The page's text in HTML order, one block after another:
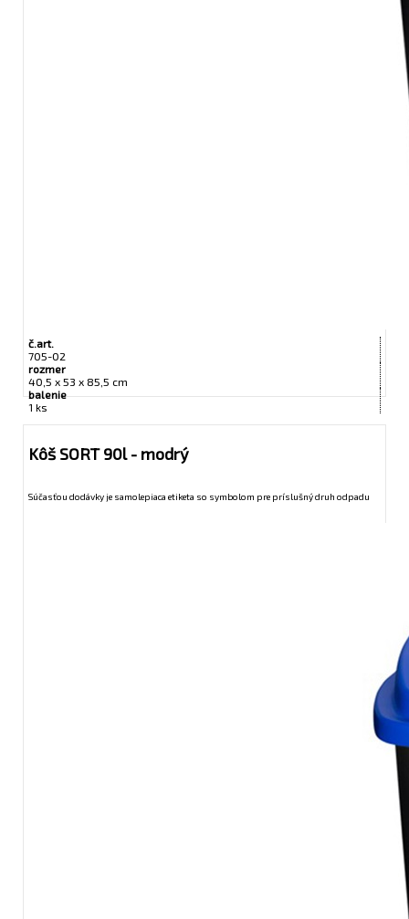
č.art.
705-02
rozmer
40,5 x 53 x 85,5 cm
balenie
1 ks
Kôš SORT 90l - modrý
Súčasťou dodávky je samolepiaca etiketa so symbolom pre príslušný druh odpadu